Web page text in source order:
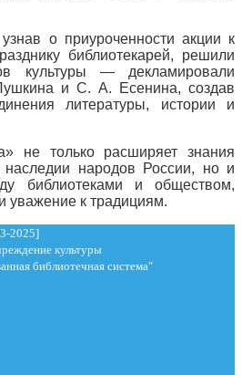
о приуроченности акции к
библиотекарей, решили
культуры — декламировали
и С. А. Есенина, создав
литературы, истории и
не только расширяет знания
наследии народов России, но и
библиотеками и обществом,
уважение к традициям.
2025]
культуры
библиотечная система"